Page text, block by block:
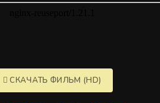
СКАЧАТЬ ФИЛЬМ (HD)